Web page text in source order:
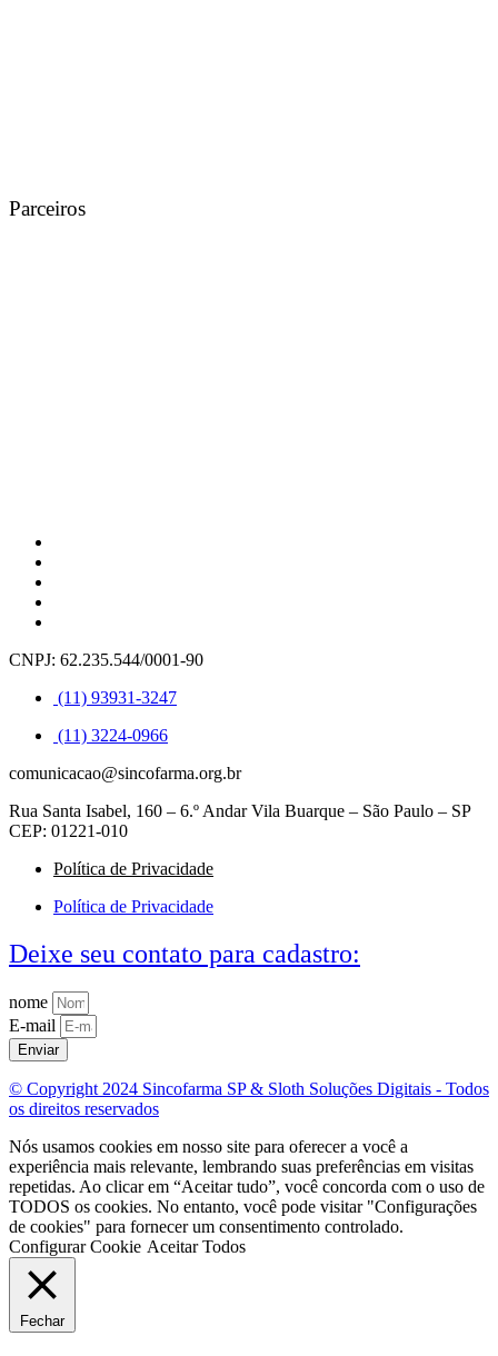
Parceiros
CNPJ: 62.235.544/0001-90
(11) 93931-3247
(11) 3224-0966
comunicacao@sincofarma.org.br
Rua Santa Isabel, 160 – 6.º Andar Vila Buarque – São Paulo – SP
CEP: 01221-010
Política de Privacidade
Política de Privacidade
Deixe seu contato para cadastro:
nome
E-mail
Enviar
© Copyright 2024 Sincofarma SP & Sloth Soluções Digitais - Todos
os direitos reservados
Nós usamos cookies em nosso site para oferecer a você a
experiência mais relevante, lembrando suas preferências em visitas
repetidas. Ao clicar em “Aceitar tudo”, você concorda com o uso de
TODOS os cookies. No entanto, você pode visitar "Configurações
de cookies" para fornecer um consentimento controlado.
Configurar Cookie Aceitar Todos
Fechar